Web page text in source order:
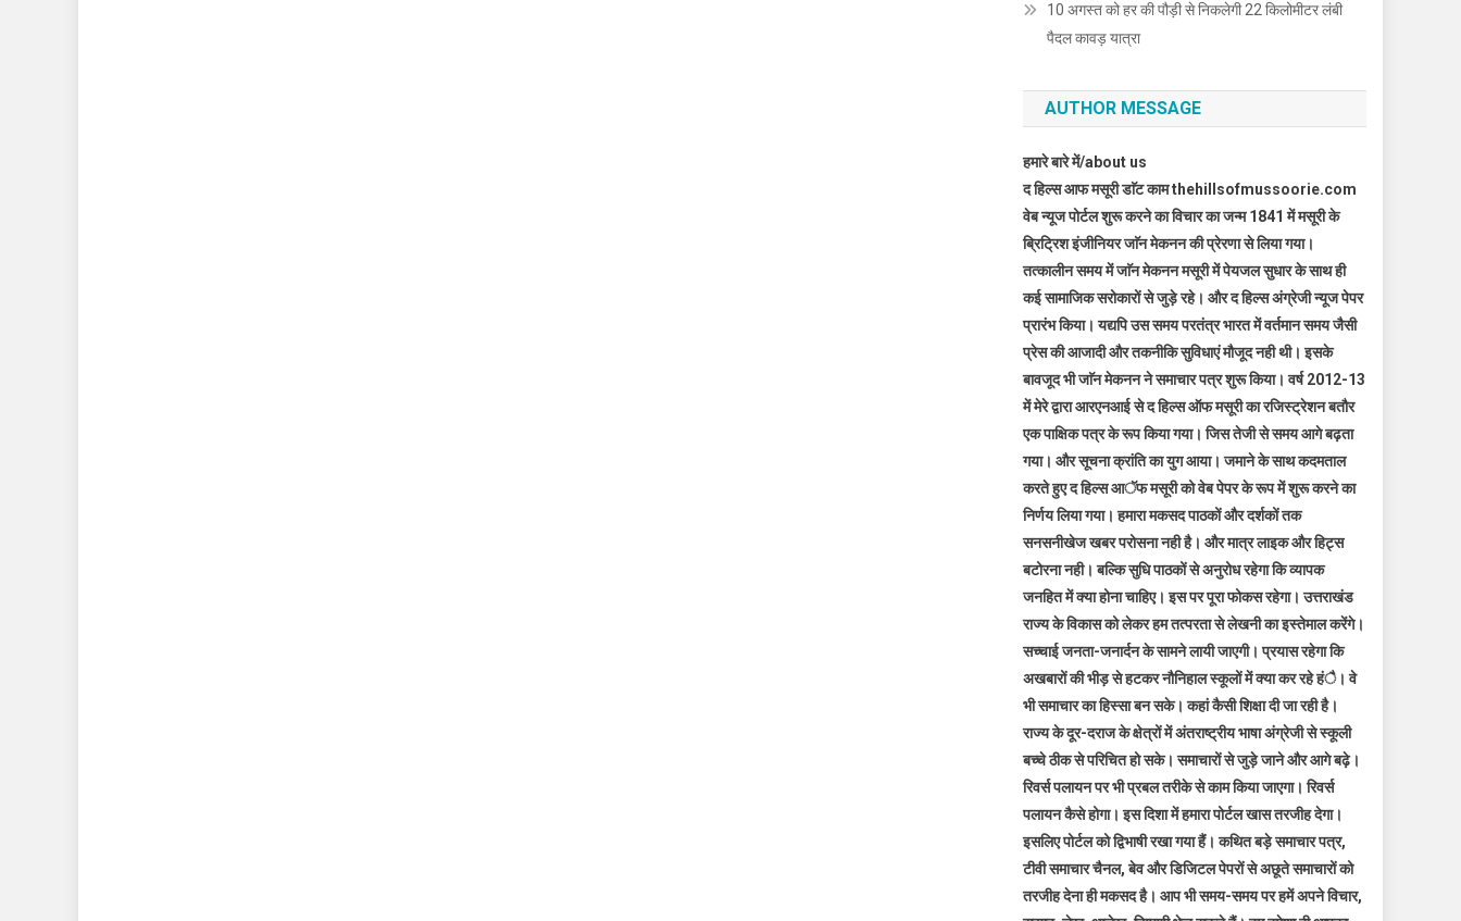
10 अगस्त को हर की पौड़ी से निकलेगी 22 किलोमीटर लंबी
पैदल कावड़ यात्रा
AUTHOR MESSAGE
हमारे बारे में/about us
द हिल्स आफ मसूरी डाॅट काम thehillsofmussoorie.com
वेब न्यूज पोर्टल शुरू करने का विचार का जन्म 1841 में मसूरी के
ब्रिट्रिश इंजीनियर जाॅन मेकनन की प्रेरणा से लिया गया।
तत्कालीन समय में जाॅन मेकनन मसूरी में पेयजल सुधार के साथ ही
कई सामाजिक सरोकारों से जुड़े रहे। और द हिल्स अंग्रेजी न्यूज पेपर
प्रारंभ किया। यद्यपि उस समय परतंत्र भारत में वर्तमान समय जैसी
प्रेस की आजादी और तकनीकि सुविधाएं मौजूद नही थी। इसके
बावजूद भी जाॅन मेकनन ने समाचार पत्र शुरू किया। वर्ष 2012-13
में मेरे द्वारा आरएनआई से द हिल्स ऑफ मसूरी का रजिस्ट्रेशन बतौर
एक पाक्षिक पत्र के रूप किया गया। जिस तेजी से समय आगे बढ़ता
गया। और सूचना क्रांति का युग आया। जमाने के साथ कदमताल
करते हुए द हिल्स आॅफ मसूरी को वेब पेपर के रूप में शुरू करने का
निर्णय लिया गया। हमारा मकसद पाठकों और दर्शकों तक
सनसनीखेज खबर परोसना नही है। और मात्र लाइक और हिट्स
बटोरना नही। बल्कि सुधि पाठकों से अनुरोध रहेगा कि व्यापक
जनहित में क्या होना चाहिए। इस पर पूरा फोकस रहेगा। उत्तराखंड
राज्य के विकास को लेकर हम तत्परता से लेखनी का इस्तेमाल करेंगे।
सच्चाई जनता-जनार्दन के सामने लायी जाएगी। प्रयास रहेगा कि
अखबारों की भीड़ से हटकर नौनिहाल स्कूलों में क्या कर रहे हंै। वे
भी समाचार का हिस्सा बन सके। कहां कैसी शिक्षा दी जा रही है।
राज्य के दूर-दराज के क्षेत्रों में अंतराष्ट्रीय भाषा अंग्रेजी से स्कूली
बच्चे ठीक से परिचित हो सके। समाचारों से जुड़े जाने और आगे बढ़े।
रिवर्स पलायन पर भी प्रबल तरीके से काम किया जाएगा। रिवर्स
पलायन कैसे होगा। इस दिशा में हमारा पोर्टल खास तरजीह देगा।
इसलिए पोर्टल को द्विभाषी रखा गया हैं। कथित बड़े समाचार पत्र,
टीवी समाचार चैनल, बेव और डिजिटल पेपरों से अछूते समाचारों को
तरजीह देना ही मकसद है। आप भी समय-समय पर हमें अपने विचार,